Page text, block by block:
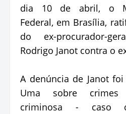
dia 10 de abril, o
Federal, em Brasília,
do ex-procurador-
Rodrigo Janot contra o
A denúncia de Janot
Uma sobre crimes
criminosa - caso